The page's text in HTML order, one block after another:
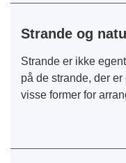
Strande og
Strande er ikke
på de strande, der
visse former for